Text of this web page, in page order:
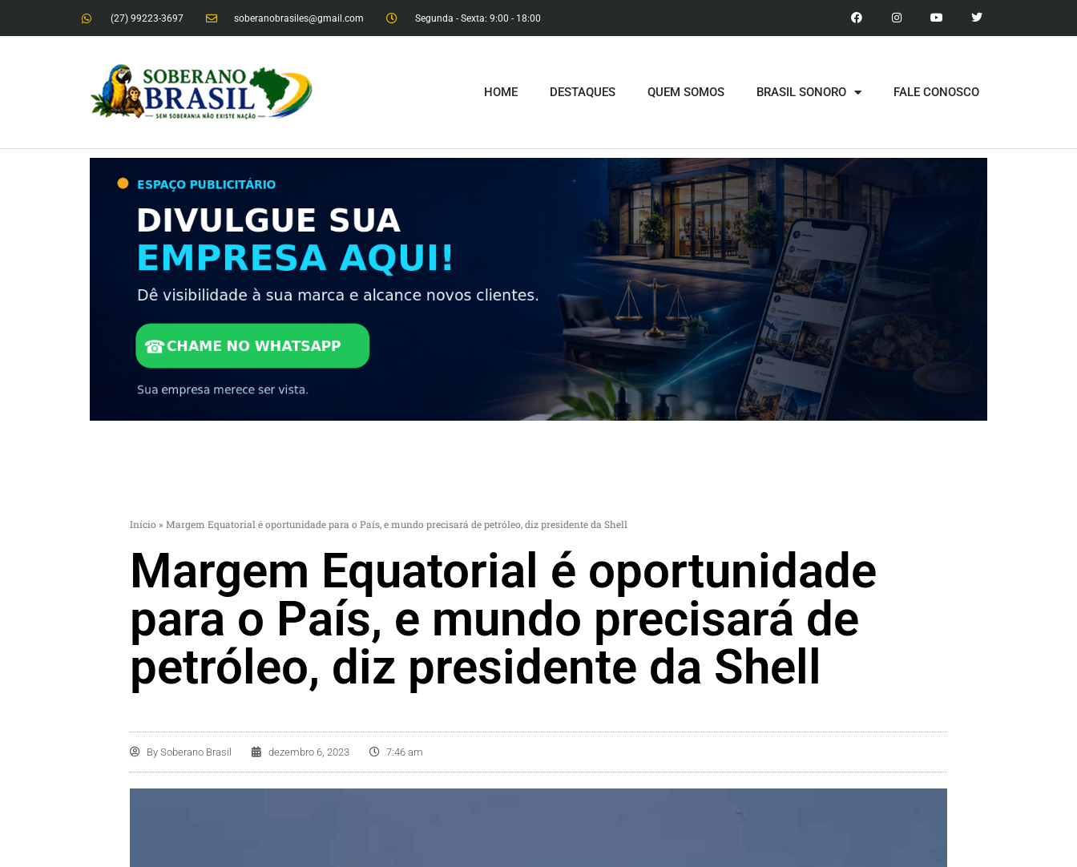
(27) 99223-3697 soberanobrasiles@gmail.com Segunda - Sexta: 9:00 - 18:00​
HOME DESTAQUES QUEM SOMOS BRASIL SONORO FALE CONOSCO
Início » Margem Equatorial é oportunidade para o País, e mundo precisará de petróleo, diz presidente da Shell
Margem Equatorial é oportunidade
para o País, e mundo precisará de
petróleo, diz presidente da Shell
By Soberano Brasil dezembro 6, 2023 7:46 am